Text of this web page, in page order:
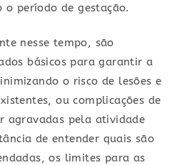
o período de gestação.
nesse tempo, são
básicos para garantir a
o risco de lesões e
ou complicações de
agravadas pela atividade
de entender quais são
os limites para as